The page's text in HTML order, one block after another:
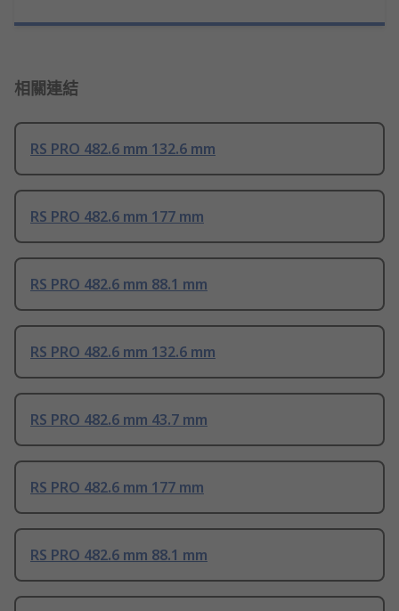
相關連結
RS PRO 482.6 mm 132.6 mm
RS PRO 482.6 mm 177 mm
RS PRO 482.6 mm 88.1 mm
RS PRO 482.6 mm 132.6 mm
RS PRO 482.6 mm 43.7 mm
RS PRO 482.6 mm 177 mm
RS PRO 482.6 mm 88.1 mm